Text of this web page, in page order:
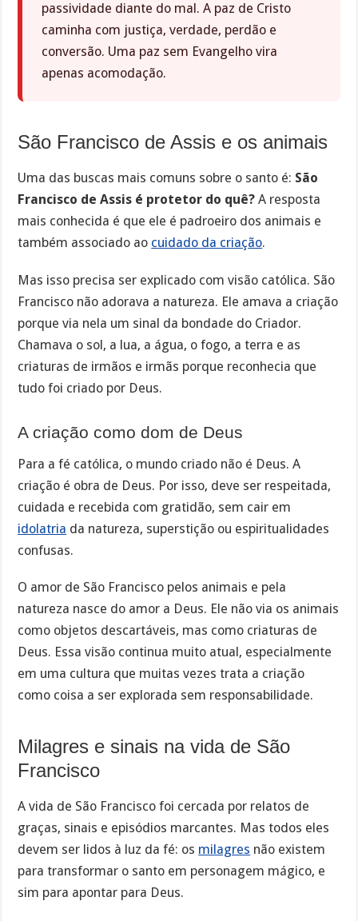
passividade diante do mal. A paz de Cristo
caminha com justiça, verdade, perdão e
conversão. Uma paz sem Evangelho vira
apenas acomodação.
São Francisco de Assis e os animais
Uma das buscas mais comuns sobre o santo é: São
Francisco de Assis é protetor do quê? A resposta
mais conhecida é que ele é padroeiro dos animais e
também associado ao cuidado da criação.
Mas isso precisa ser explicado com visão católica. São
Francisco não adorava a natureza. Ele amava a criação
porque via nela um sinal da bondade do Criador.
Chamava o sol, a lua, a água, o fogo, a terra e as
criaturas de irmãos e irmãs porque reconhecia que
tudo foi criado por Deus.
A criação como dom de Deus
Para a fé católica, o mundo criado não é Deus. A
criação é obra de Deus. Por isso, deve ser respeitada,
cuidada e recebida com gratidão, sem cair em
idolatria da natureza, superstição ou espiritualidades
confusas.
O amor de São Francisco pelos animais e pela
natureza nasce do amor a Deus. Ele não via os animais
como objetos descartáveis, mas como criaturas de
Deus. Essa visão continua muito atual, especialmente
em uma cultura que muitas vezes trata a criação
como coisa a ser explorada sem responsabilidade.
Milagres e sinais na vida de São
Francisco
A vida de São Francisco foi cercada por relatos de
graças, sinais e episódios marcantes. Mas todos eles
devem ser lidos à luz da fé: os milagres não existem
para transformar o santo em personagem mágico, e
sim para apontar para Deus.